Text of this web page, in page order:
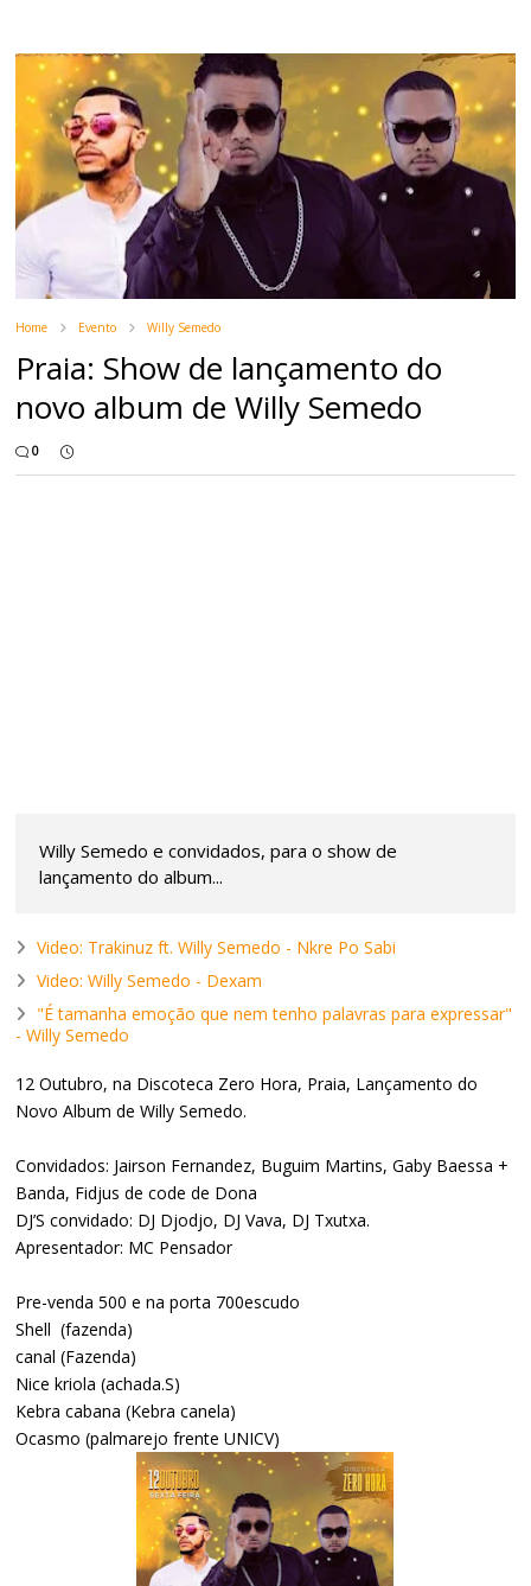
Home Evento Willy Semedo
Praia: Show de lançamento do
novo album de Willy Semedo
0
Willy Semedo e convidados, para o show de
lançamento do album...
Video: Trakinuz ft. Willy Semedo - Nkre Po Sabi
Video: Willy Semedo - Dexam
"É tamanha emoção que nem tenho palavras para expressar"
- Willy Semedo
12 Outubro, na Discoteca Zero Hora, Praia, Lançamento do
Novo Album de Willy Semedo.
Convidados: Jairson Fernandez, Buguim Martins, Gaby Baessa +
Banda, Fidjus de code de Dona
DJ’S convidado: DJ Djodjo, DJ Vava, DJ Txutxa.
Apresentador: MC Pensador
Pre-venda 500 e na porta 700escudo
Shell (fazenda)
canal (Fazenda)
Nice kriola (achada.S)
Kebra cabana (Kebra canela)
Ocasmo (palmarejo frente UNICV)